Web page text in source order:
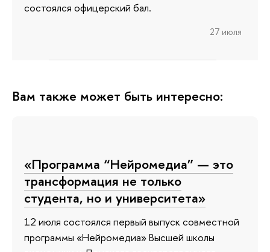
состоялся офицерский бал.
27 июля
Вам также может быть интересно:
«Программа “Нейромедиа” — это
трансформация не только
студента, но и университета»
12 июля состоялся первый выпуск совместной
программы «Нейромедиа» Высшей школы